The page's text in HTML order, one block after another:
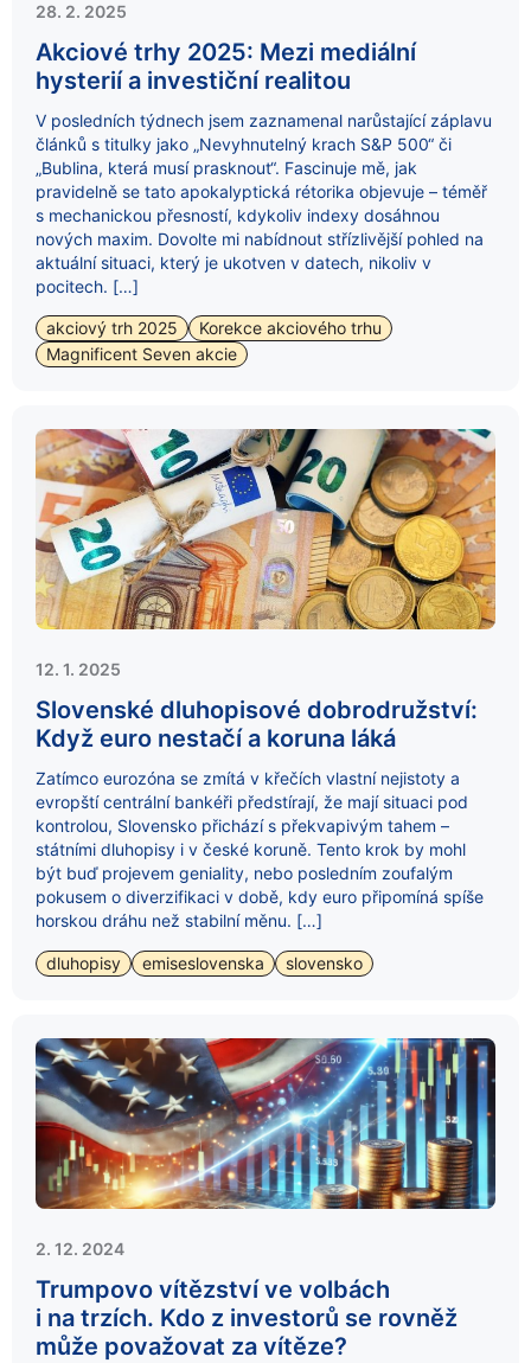
28. 2. 2025
Akciové trhy 2025: Mezi mediální
hysterií a investiční realitou
V posledních týdnech jsem zaznamenal narůstající záplavu
článků s titulky jako „Nevyhnutelný krach S&P 500“ či
„Bublina, která musí prasknout“. Fascinuje mě, jak
pravidelně se tato apokalyptická rétorika objevuje – téměř
s mechanickou přesností, kdykoliv indexy dosáhnou
nových maxim. Dovolte mi nabídnout střízlivější pohled na
aktuální situaci, který je ukotven v datech, nikoliv v
pocitech. […]
akciový trh 2025
Korekce akciového trhu
Magnificent Seven akcie
12. 1. 2025
Slovenské dluhopisové dobrodružství:
Když euro nestačí a koruna láká
Zatímco eurozóna se zmítá v křečích vlastní nejistoty a
evropští centrální bankéři předstírají, že mají situaci pod
kontrolou, Slovensko přichází s překvapivým tahem –
státními dluhopisy i v české koruně. Tento krok by mohl
být buď projevem geniality, nebo posledním zoufalým
pokusem o diverzifikaci v době, kdy euro připomíná spíše
horskou dráhu než stabilní měnu. […]
dluhopisy emiseslovenska slovensko
2. 12. 2024
Trumpovo vítězství ve volbách
i na trzích. Kdo z investorů se rovněž
může považovat za vítěze?